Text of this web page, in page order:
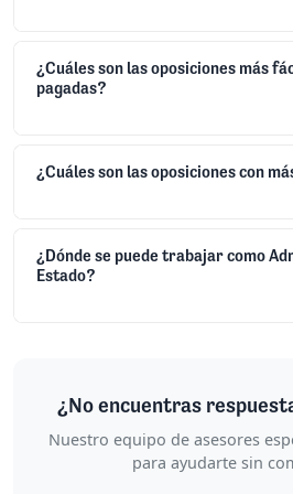
¿Cuáles son las oposiciones más
pagadas?
¿Cuáles son las oposiciones con
¿Dónde se puede trabajar como
Estado?
¿No encuentras
Nuestro equipo de asesores
para ayudarte sin